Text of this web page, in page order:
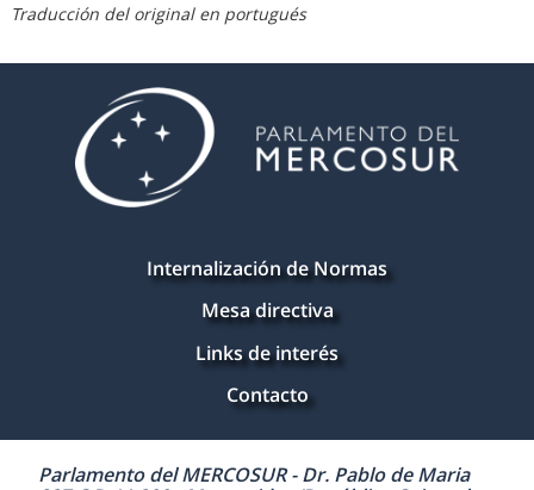
Traducción del original en portugués
Internalización de Normas
Mesa directiva
Links de interés
Contacto
Parlamento del MERCOSUR - Dr. Pablo de Maria